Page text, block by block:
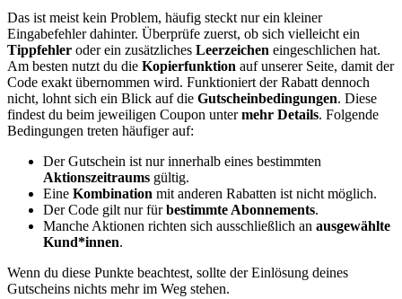
Das ist meist kein Problem, häufig steckt nur ein kleiner
Eingabefehler dahinter. Überprüfe zuerst, ob sich vielleicht ein
Tippfehler oder ein zusätzliches Leerzeichen eingeschlichen hat.
Am besten nutzt du die Kopierfunktion auf unserer Seite, damit der
Code exakt übernommen wird. Funktioniert der Rabatt dennoch
nicht, lohnt sich ein Blick auf die Gutscheinbedingungen. Diese
findest du beim jeweiligen Coupon untermehr Details. Folgende
Bedingungen treten häufiger auf:
Der Gutschein ist nur innerhalb eines bestimmten
Aktionszeitraums gültig.
Eine Kombination mit anderen Rabatten ist nicht möglich.
Der Code gilt nur fürbestimmte Abonnements.
Manche Aktionen richten sich ausschließlich an ausgewählte
Kund*innen.
Wenn du diese Punkte beachtest, sollte der Einlösung deines
Gutscheins nichts mehr im Weg stehen.